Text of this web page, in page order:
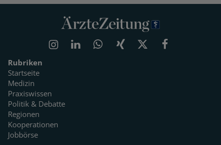
Rubriken
Startseite
Medizin
Praxiswissen
Politik & Debatte
Regionen
Kooperationen
Jobbörse